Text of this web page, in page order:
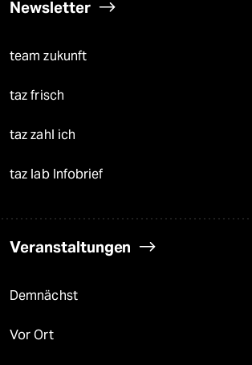
Newsletter
team zukunft
taz frisch
taz zahl ich
taz lab Infobrief
Veranstaltungen
Demnächst
Vor Ort